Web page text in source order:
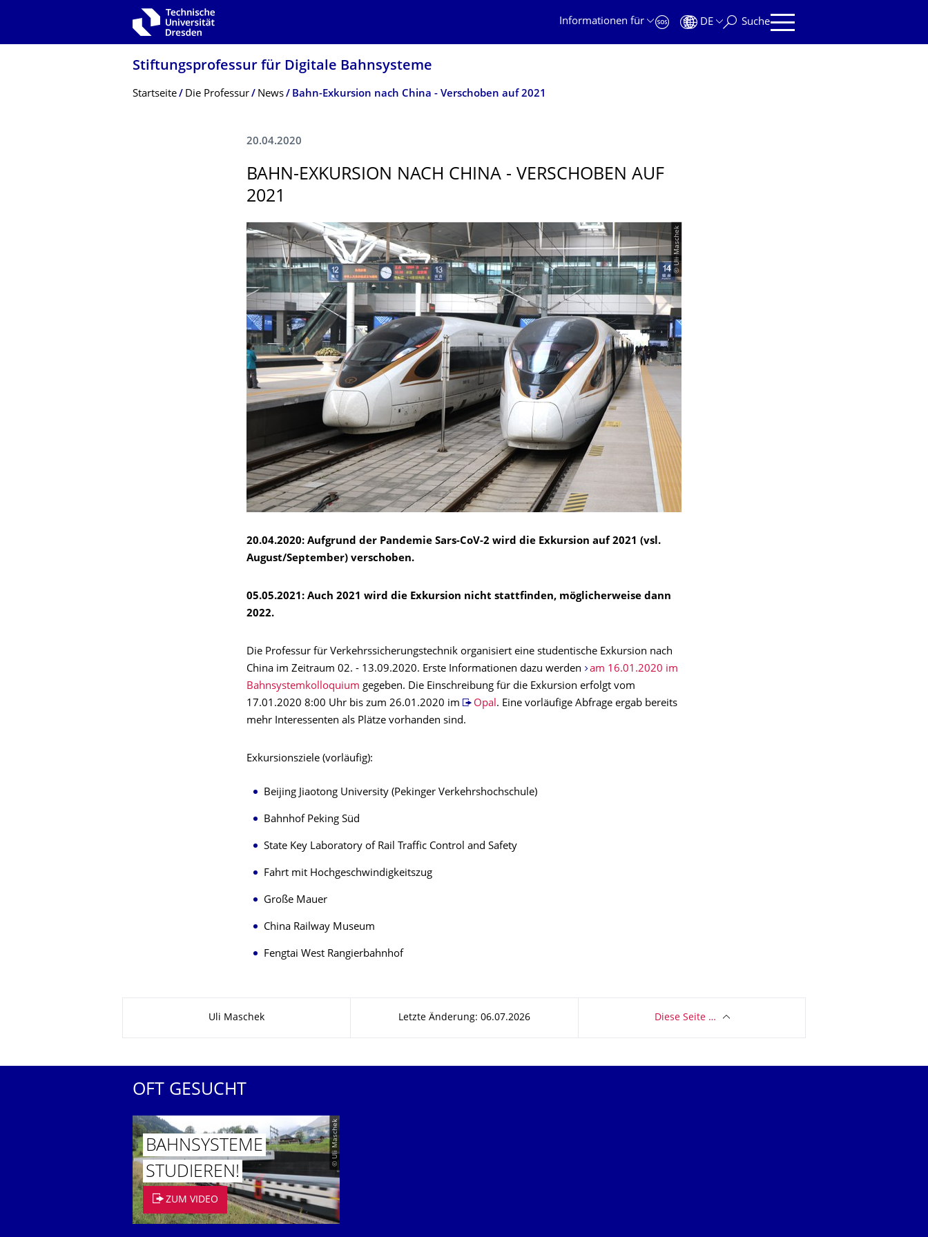
Zur Hauptnavigation springen
Informationen für
DE Suche
Stiftungsprofessur für Digitale Bahnsysteme
Breadcrumb-Menü
Startseite Die Professur News Bahn-Exkursion nach China - Verschoben auf 2021
20.04.2020
BAHN-EXKURSION NACH CHINA - VERSCHOBEN AUF
2021
© Uli Maschek
20.04.2020: Aufgrund der Pandemie Sars-CoV-2 wird die Exkursion auf 2021 (vsl.
August/September) verschoben.
05.05.2021: Auch 2021 wird die Exkursion nicht stattfinden, möglicherweise dann
2022.
Die Professur für Verkehrssicherungstechnik organisiert eine studentische Exkursion nach
China im Zeitraum 02. - 13.09.2020. Erste Informationen dazu werden
am 16.01.2020 im
Bahnsystemkolloquium gegeben. Die Einschreibung für die Exkursion erfolgt vom
17.01.2020 8:00 Uhr bis zum 26.01.2020 im
Opal. Eine vorläufige Abfrage ergab bereits
mehr Interessenten als Plätze vorhanden sind.
Exkursionsziele (vorläufig):
Beijing Jiaotong University (Pekinger Verkehrshochschule)
Bahnhof Peking Süd
State Key Laboratory of Rail Traffic Control and Safety
Fahrt mit Hochgeschwindigkeitszug
Große Mauer
China Railway Museum
Fengtai West Rangierbahnhof
Uli Maschek Letzte Änderung: 06.07.2026 Diese Seite …
OFT GESUCHT
© Uli Maschek
BAHNSYSTEME
STUDIEREN!
ZUM VIDEO